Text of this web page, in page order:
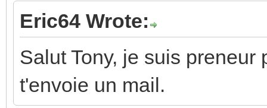
Eric64 Wrote:
Salut Tony, je suis
t'envoie un mail.